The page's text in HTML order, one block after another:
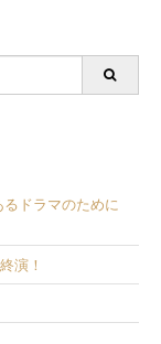
ドラマのために
演！